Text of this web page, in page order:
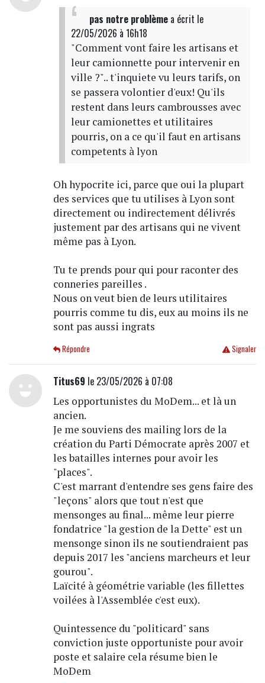
pas notre problèmea écrit le
22/05/2026 à 16h18
"Comment vont faire les artisans et
leur camionnette pour intervenir en
ville ?".. t'inquiete vu leurs tarifs, on
se passera volontier d'eux! Qu'ils
restent dans leurs cambrousses avec
leur camionettes et utilitaires
pourris, on a ce qu'il faut en artisans
competents à lyon
Oh hypocrite ici, parce que oui la plupart
des services que tu utilises à Lyon sont
directement ou indirectement délivrés
justement par des artisans qui ne vivent
même pas à Lyon.
Tu te prends pour qui pour raconter des
conneries pareilles .
Nous on veut bien de leurs utilitaires
pourris comme tu dis, eux au moins ils ne
sont pas aussi ingrats
Signaler
Répondre
Titus69 le 23/05/2026 à 07:08
Les opportunistes du MoDem... et là un
ancien.
Je me souviens des mailing lors de la
création du Parti Démocrate après 2007 et
les batailles internes pour avoir les
"places".
C'est marrant d'entendre ses gens faire des
"leçons" alors que tout n'est que
mensonges au final... même leur pierre
fondatrice "la gestion de la Dette" est un
mensonge sinon ils ne soutiendraient pas
depuis 2017 les "anciens marcheurs et leur
gourou".
Laïcité à géométrie variable (les fillettes
voilées à l'Assemblée c'est eux).
Quintessence du "politicard" sans
conviction juste opportuniste pour avoir
poste et salaire cela résume bien le
MoDem